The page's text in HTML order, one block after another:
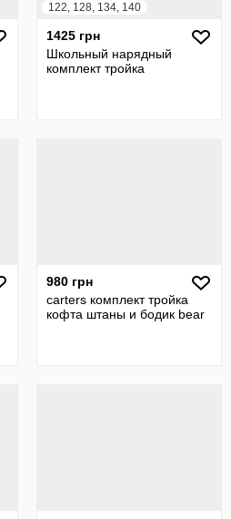
122, 128, 134, 140
1425 грн
Школьный нарядный
комплект тройка
980 грн
carters комплект тройка
кофта штаны и бодик bear